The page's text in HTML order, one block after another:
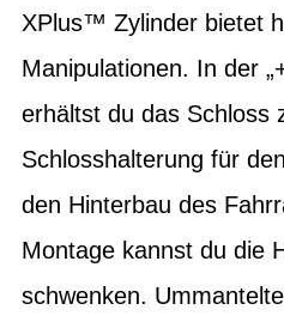
XPlus™ Zylinder bietet
Manipulationen. In der
erhältst du das Schloss
Schlosshalterung für
den Hinterbau des
Montage kannst du die
schwenken.